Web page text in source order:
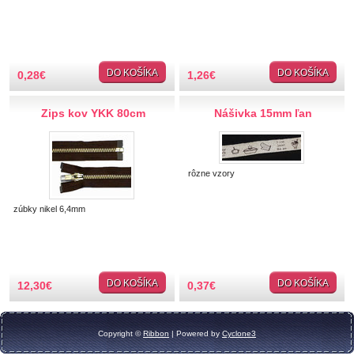
Bižutérny kútik
Burda strihy
Dekorácie
Gombíky
Guma
0,28€ DO KOŠÍKA 1,26€ DO KOŠÍKA
Zips kov YKK 80cm
zúbky nikel 6,4mm
12,30€ DO KOŠÍKA
Nášivka 15mm ľan
rôzne vzory
0,37€ DO KOŠÍKA
Copyright ©Ribbon| Powered by Cyclone3